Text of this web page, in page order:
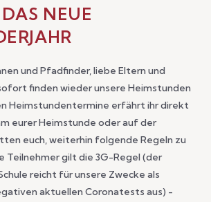
NEUE
und Pfadfinder, liebe Eltern und
finden wieder unsere Heimstunden
Heimstundentermine erfährt ihr direkt
eurer Heimstunde oder auf der
euch, weiterhin folgende Regeln zu
Teilnehmer gilt die 3G-Regel (der
reicht für unsere Zwecke als
aktuellen Coronatests aus) -